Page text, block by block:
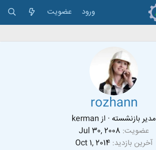
ورود عضویت
rozhann
مدیر بازنشسته · از kerman
عضویت Jul 30, 2008
آخرین بازدید Oct 1, 2014